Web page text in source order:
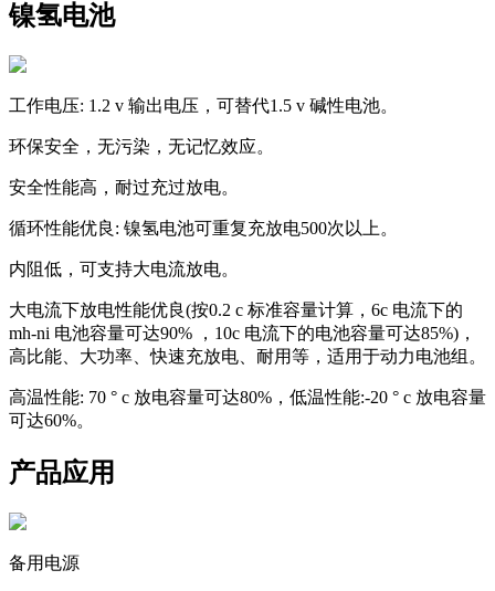
镍氢电池
工作电压: 1.2 v 输出电压，可替代1.5 v 碱性电池。
环保安全，无污染，无记忆效应。
安全性能高，耐过充过放电。
循环性能优良: 镍氢电池可重复充放电500次以上。
内阻低，可支持大电流放电。
大电流下放电性能优良(按0.2 c 标准容量计算，6c 电流下的
mh-ni 电池容量可达90% ，10c 电流下的电池容量可达85%)，
高比能、大功率、快速充放电、耐用等，适用于动力电池组。
高温性能: 70 ° c 放电容量可达80%，低温性能:-20 ° c 放电容量
可达60%。
产品应用
备用电源